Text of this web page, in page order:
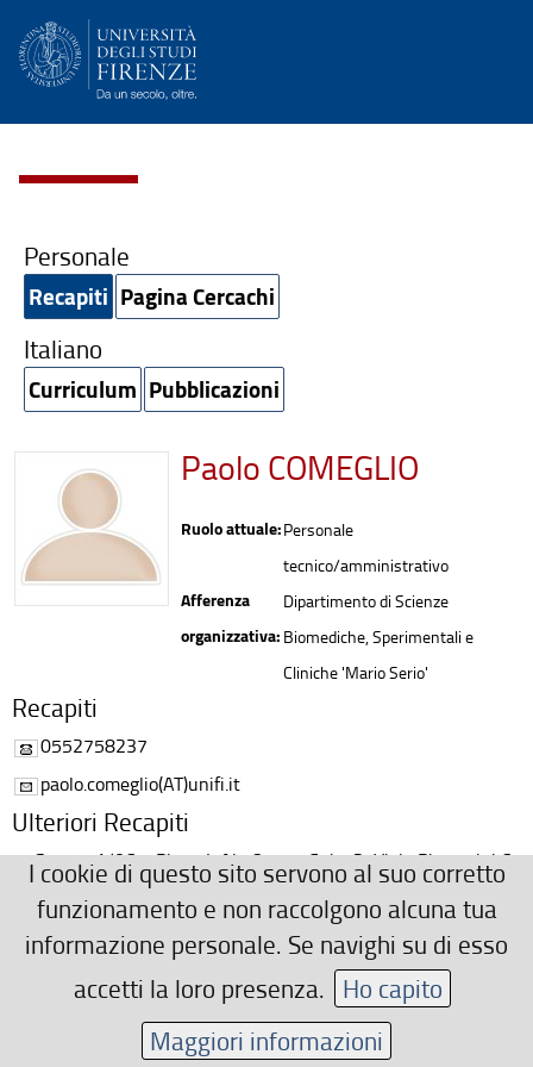
Personale
Recapiti Pagina Cercachi
Italiano
Curriculum Pubblicazioni
Paolo COMEGLIO
Ruolo attuale:Personale
tecnico/amministrativo
Afferenza
organizzativa:
Dipartimento di Scienze
Biomediche, Sperimentali e
Cliniche 'Mario Serio'
Recapiti
0552758237
paolo.comeglio(AT)unifi.it
Ulteriori Recapiti
Stanza 1/067, Piano I, Ala Ovest, Cubo 2, Viale Pieraccini 6,
50139 Firenze
Area riservata
I cookie di questo sito servono al suo corretto
funzionamento e non raccolgono alcuna tua
informazione personale. Se navighi su di esso
accetti la loro presenza. Ho capito
Maggiori informazioni